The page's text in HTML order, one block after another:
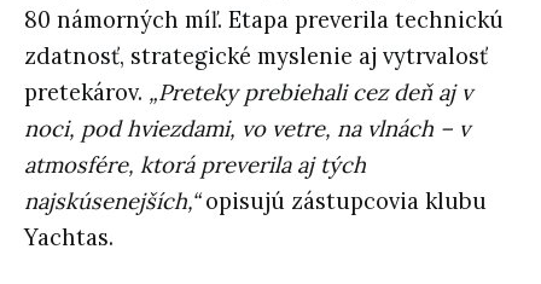
80 námorných míľ. Etapa preverila technickú
zdatnosť, strategické myslenie aj vytrvalosť
pretekárov. „Preteky prebiehali cez deň aj v
noci, pod hviezdami, vo vetre, na vlnách – v
atmosfére, ktorá preverila aj tých
najskúsenejších,“opisujú zástupcovia klubu
Yachtas.